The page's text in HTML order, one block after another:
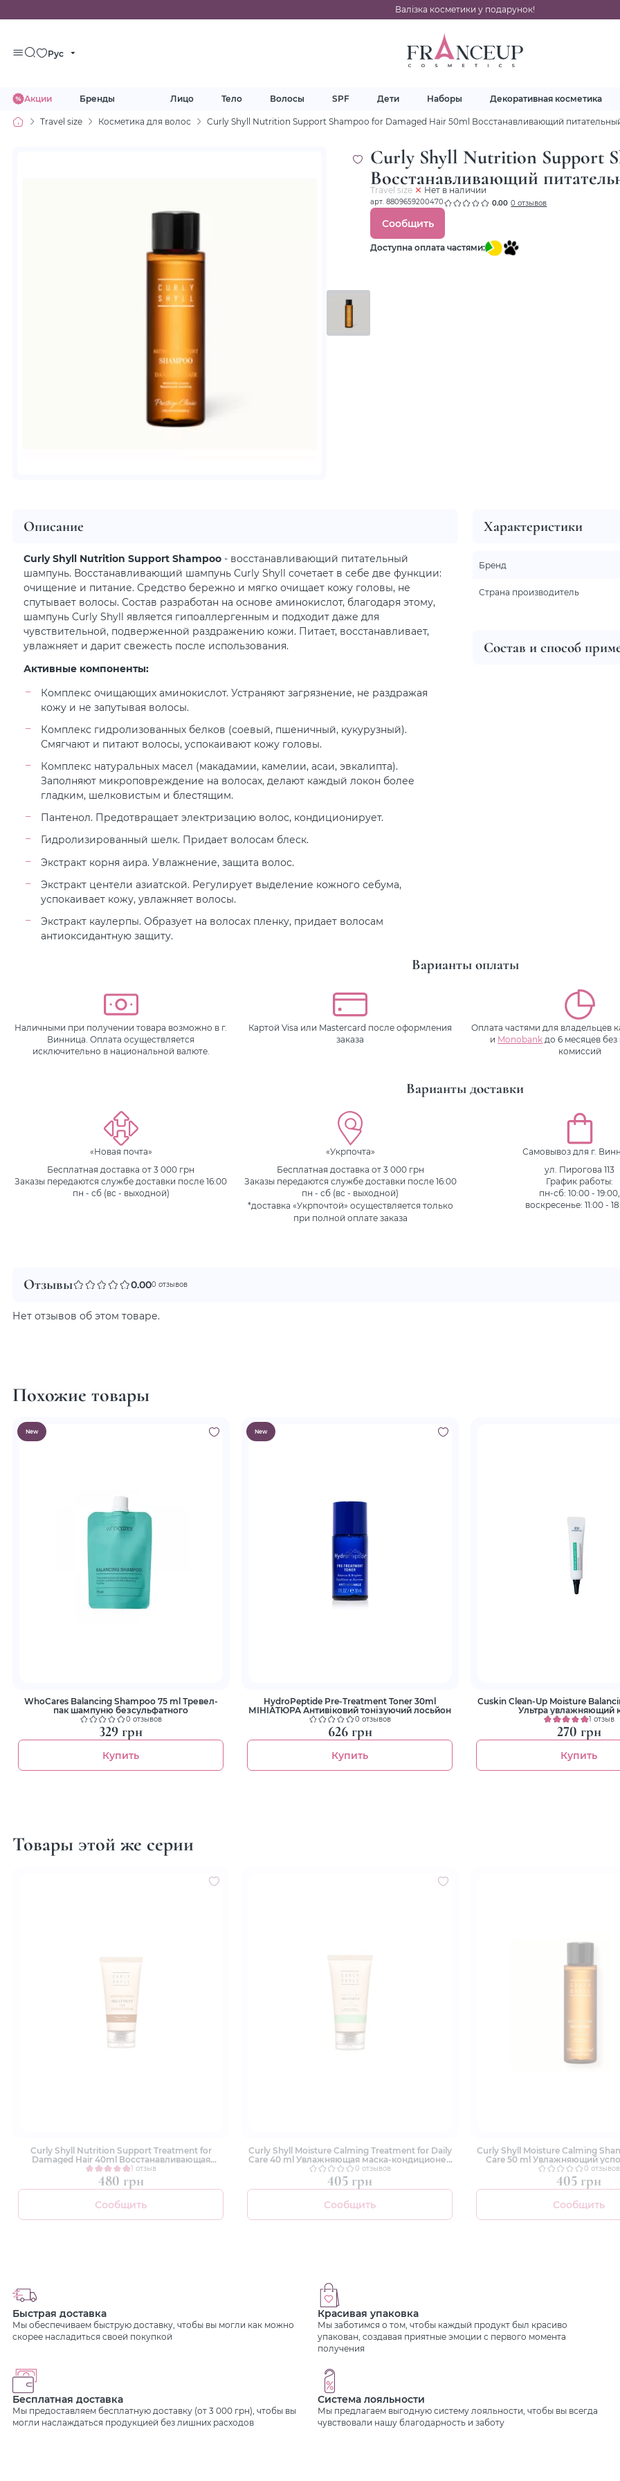
Валізка косметики у подарунок!
Рус
Акции Бренды Лицо Тело Волосы SPF Дети Наборы Декоративная косметика
Travel size Косметика для волос Curly Shyll Nutrition Support Shampoo for Damaged Hair 50ml Восстанавливающий
Curly Shyll Nutrition Support
Восстанавливающий
Travel size Нет в наличии
арт. 8809659200470 0.00 0 отзывов
Сообщить
Доступна оплата частями:
Описание
Curly Shyll Nutrition Support Shampoo - восстанавливающий питательный
шампунь. Восстанавливающий шампунь Curly Shyll сочетает в себе две функции:
очищение и питание. Средство бережно и мягко очищает кожу головы, не
спутывает волосы. Состав разработан на основе аминокислот, благодаря этому,
шампунь Curly Shyll является гипоаллергенным и подходит даже для
чувствительной, подверженной раздражению кожи. Питает, восстанавливает,
увлажняет и дарит свежесть после использования.
Активные компоненты:
Комплекс очищающих аминокислот. Устраняют загрязнение, не раздражая
кожу и не запутывая волосы.
Комплекс гидролизованных белков (соевый, пшеничный, кукурузный).
Смягчают и питают волосы, успокаивают кожу головы.
Комплекс натуральных масел (макадамии, камелии, асаи, эвкалипта).
Заполняют микроповреждение на волосах, делают каждый локон более
гладким, шелковистым и блестящим.
Пантенол. Предотвращает электризацию волос, кондиционирует.
Гидролизированный шелк. Придает волосам блеск.
Экстракт корня аира. Увлажнение, защита волос.
Экстракт центели азиатской. Регулирует выделение кожного себума,
успокаивает кожу, увлажняет волосы.
Экстракт каулерпы. Образует на волосах пленку, придает волосам
антиоксидантную защиту.
Состав и способ
Характеристики
Бренд
Страна производитель
Варианты оплаты
Наличными при получении товара возможно в г.
Винница. Оплата осуществляется
исключительно в национальной валюте.
Картой Visa или Mastercard после оформления
заказа
Оплата частями для владельцев
и Monobank до 6 месяцев
комиссий
Варианты доставки
«Новая почта»
Бесплатная доставка от 3 000 грн
Заказы передаются службе доставки после 16:00
пн - сб (вс - выходной)
«Укрпочта»
Бесплатная доставка от 3 000 грн
Заказы передаются службе доставки после 16:00
пн - сб (вс - выходной)
*доставка «Укрпочтой» осуществляется только
при полной оплате заказа
Самовывоз для г.
ул. Пирогова 113
График работы:
пн-сб: 10:00 - 19:00,
воскресенье: 11:00 -
Отзывы 0.000 отзывов
Нет отзывов об этом товаре.
Похожие товары
New
WhoCares Balancing Shampoo 75 ml Тревел-
пак шампуню безсульфатного
0 отзывов
329 грн
Купить
New
HydroPeptide Pre-Treatment Toner 30ml
МІНІАТЮРА Антивіковий тонізуючий лосьйон
0 отзывов
626 грн
Купить
Cuskin Clean-Up Moisture
Ультра увлажняющий
1 отзыв
270 грн
Купить
Товары этой же серии
Curly Shyll Nutrition Support Treatment for
Damaged Hair 40ml Восстанавливающая
маска для поврежденных волос
1 отзыв
480 грн
Сообщить
Curly Shyll Moisture Calming Treatment for Daily
Care 40 ml Увлажняющая маска-кондиционер
для ежедневного использования для
поврежденных волос
0 отзывов
405 грн
Сообщить
Curly Shyll Moisture Calming
Care 50 ml Увлажняющий
шампунь0 отзывов
405 грн
Сообщить
Быстрая доставка
Мы обеспечиваем быструю доставку, чтобы вы могли как можно
скорее насладиться своей покупкой
Красивая упаковка
Мы заботимся о том, чтобы каждый продукт был красиво
упакован, создавая приятные эмоции с первого момента
получения
Бесплатная доставка
Мы предоставляем бесплатную доставку (от 3 000 грн), чтобы вы
могли наслаждаться продукцией без лишних расходов
Система лояльности
Мы предлагаем выгодную систему лояльности, чтобы вы всегда
чувствовали нашу благодарность и заботу